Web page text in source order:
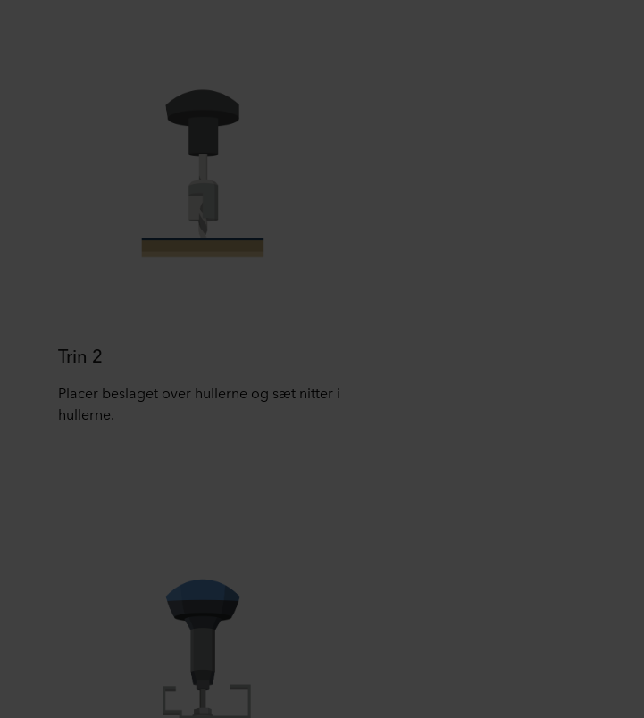
Trin 2
Placer beslaget over hullerne og sæt nitter i
hullerne.